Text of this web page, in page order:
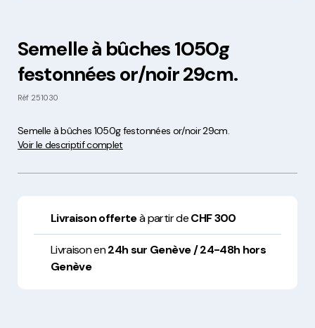
Semelle à bûches 1050g
festonnées or/noir 29cm.
Réf 251030
Semelle à bûches 1050g festonnées or/noir 29cm.
Voir le descriptif complet
Livraison offerteà partir deCHF 300
Livraison en24h sur Genève / 24-48h hors
Genève